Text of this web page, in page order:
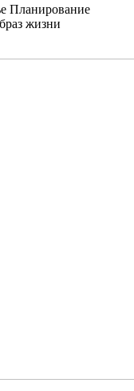
Планирование
жизни